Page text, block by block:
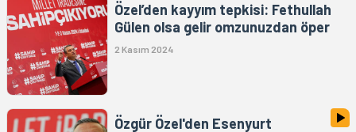
Özel’den kayyım tepkisi: Fethullah
Gülen olsa gelir omzunuzdan öper
2 Kasım 2024
Özgür Özel'den Esenyurt